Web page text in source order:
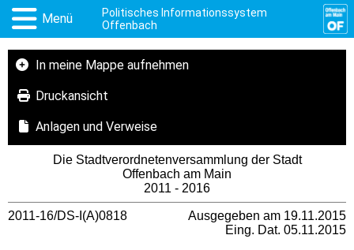
Menü
Politisches Informationssystem
Offenbach
In meine Mappe aufnehmen
Druckansicht
Anlagen und Verweise
Die Stadtverordnetenversammlung der Stadt
Offenbach am Main
2011 - 2016
2011-16/DS-I(A)0818
Ausgegeben am 19.11.2015
Eing. Dat. 05.11.2015